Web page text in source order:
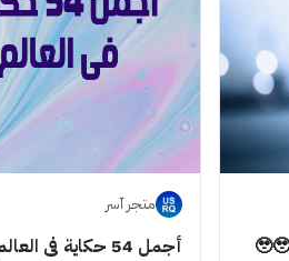
متجر آسر
أجمل 54 حكاية فى العالم